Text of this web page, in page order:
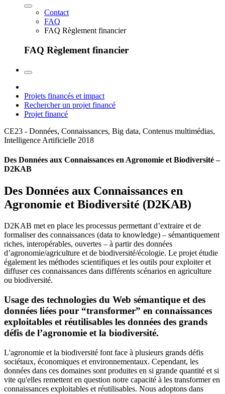
Contact
FAQ
FAQ Règlement financier
FAQ Règlement financier
Projets financés et impact
Rechercher un projet financé
Projet financé
CE23 - Données, Connaissances, Big data, Contenus multimédias,
Intelligence Artificielle 2018
Des Données aux Connaissances en Agronomie et Biodiversité –
D2KAB
Des Données aux Connaissances en
Agronomie et Biodiversité (D2KAB)
D2KAB met en place les processus permettant d’extraire et de
formaliser des connaissances (data to knowledge) – sémantiquement
riches, interopérables, ouvertes – à partir des données
d’agronomie/agriculture et de biodiversité/écologie. Le projet étudie
également les méthodes scientifiques et les outils pour exploiter et
diffuser ces connaissances dans différents scénarios en agriculture
ou biodiversité.
Usage des technologies du Web sémantique et des
données liées pour “transformer” en connaissances
exploitables et réutilisables les données des grands
défis de l’agronomie et la biodiversité.
L'agronomie et la biodiversité font face à plusieurs grands défis
sociétaux, économiques et environnementaux. Cependant, les
données dans ces domaines sont produites en si grande quantité et si
vite qu'elles remettent en question notre capacité à les transformer en
connaissances exploitables et réutilisables. Nous adoptons dans